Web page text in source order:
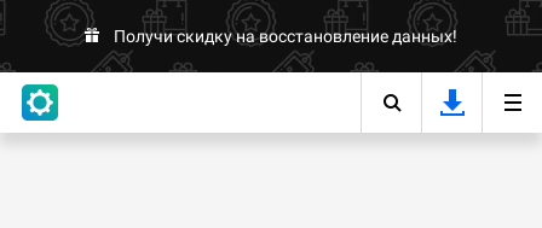
Получи скидку на восстановление данных!